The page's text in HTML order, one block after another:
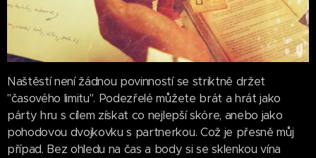
Naštěstí není žádnou povinností se striktně držet
"časového limitu". Podezřelé můžete brát a hrát jako
párty hru s cílem získat co nejlepší skóre, anebo jako
pohodovou dvojkovku s partnerkou. Což je přesně můj
případ. Bez ohledu na čas a body si se sklenkou vína